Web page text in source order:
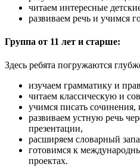
читаем интересные
развиваем речь и учимся
Группа от 11 лет и старше:
Здесь ребята погружаются
изучаем грамматику и
читаем классическую и
учимся писать сочинения,
развиваем устную речь
презентации,
расширяем словарный
готовимся к
проектах.